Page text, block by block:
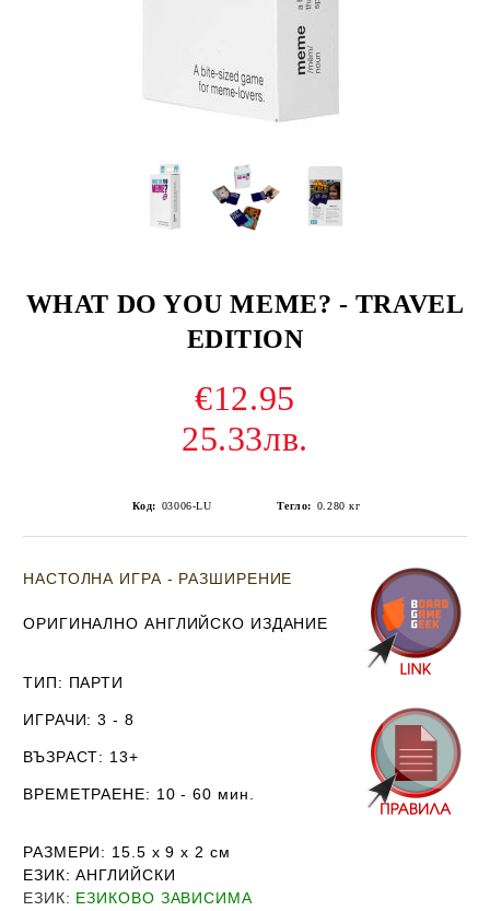
WHAT DO YOU MEME? - TRAVEL
EDITION
€12.95
25.33лв.
Код: 03006-LU Тегло: 0.280 кг
НАСТОЛНА ИГРА - РАЗШИРЕНИЕ
ОРИГИНАЛНО АНГЛИЙСКО ИЗДАНИЕ
ТИП: ПАРТИ
ИГРАЧИ: 3 - 8
ВЪЗРАСТ: 13+
ВРЕМЕТРАЕНЕ: 10 - 60 мин.
РАЗМЕРИ: 15.5 х 9 х 2 см
ЕЗИК: АНГЛИЙСКИ
ЕЗИК: ЕЗИКОВО ЗАВИСИМА